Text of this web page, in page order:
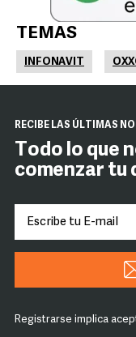
TEMAS
INFONAVIT
RECIBE LAS ÚLTIMAS
Todo lo que
comenzar tu
Registrarse implica